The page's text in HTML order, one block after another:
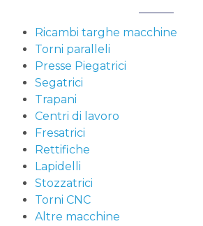
Ricambi targhe macchine
Torni paralleli
Presse Piegatrici
Segatrici
Trapani
Centri di lavoro
Fresatrici
Rettifiche
Lapidelli
Stozzatrici
Torni CNC
Altre macchine